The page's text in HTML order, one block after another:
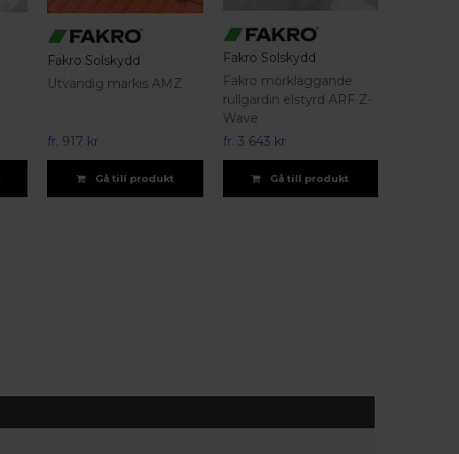
Fakro Solskydd
Utvändig markis AMZ
fr. 917 kr
Gå till produkt
Fakro Solskydd
Fakro mörkläggande
rullgardin elstyrd ARF Z-
Wave
fr. 3 643 kr
Gå till produkt